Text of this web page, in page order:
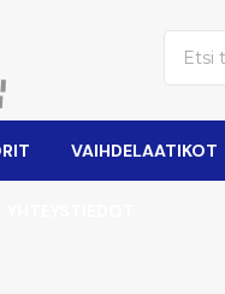
VAIHDELAATIKOT